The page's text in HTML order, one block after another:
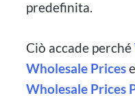
predefinita.
Ciò accade perché
Wholesale Prices
Wholesale Prices